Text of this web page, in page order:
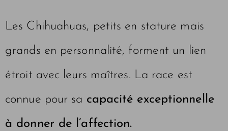
Les Chihuahuas, petits en stature mais
grands en personnalité, forment un lien
étroit avec leurs maîtres. La race est
connue pour sa capacité exceptionnelle
à donner de l’affection.